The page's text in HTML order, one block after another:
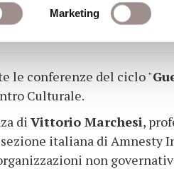
Marketing
di Antonio Marchesi
le conferenze del ciclo "
Culturale.
di Vittorio Marchesi,
italiana di Amnesty
non